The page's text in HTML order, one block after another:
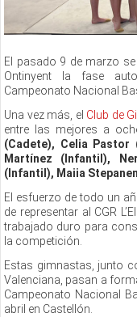
El pasado 9 de marzo
Ontinyent la fase
Campeonato Nacional
Una vez más, el Club de
entre las mejores a
(Cadete), Celia Pastor
Martínez (Infantil),
(Infantil), Maiia
El esfuerzo de todo un
de representar al CGR
trabajado duro para
la competición.
Estas gimnastas, junto
Valenciana, pasan a
Campeonato Nacional
abril en Castellón.